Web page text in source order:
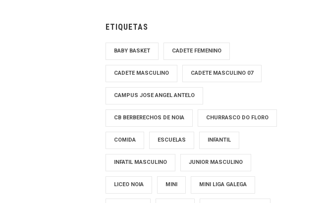
ETIQUETAS
BABY BASKET CADETE FEMENINO
CADETE MASCULINO CADETE MASCULINO 07
CAMPUS JOSE ANGEL ANTELO
CB BERBERECHOS DE NOIA CHURRASCO DO FLORO
COMIDA ESCUELAS INFANTIL
INFATIL MASCULINO JUNIOR MASCULINO
LICEO NOIA MINI MINI LIGA GALEGA